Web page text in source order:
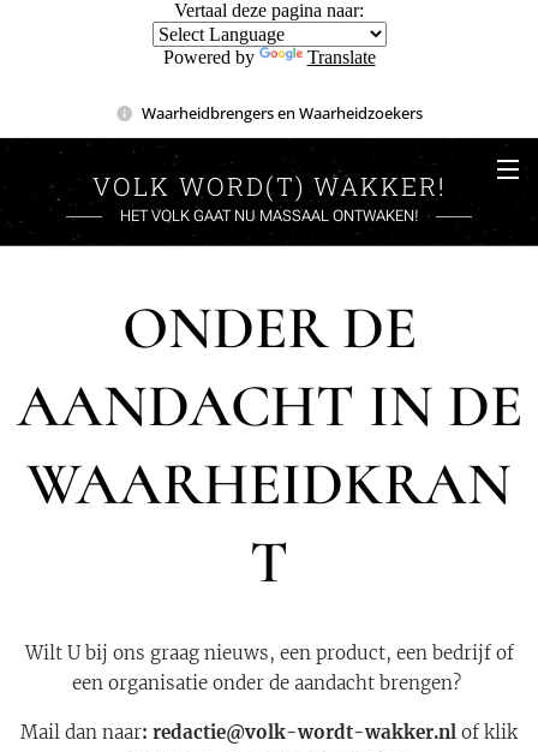
Vertaal deze pagina naar:
Powered by Translate
Waarheidbrengers en Waarheidzoekers
VOLK WORD(T) WAKKER!
HET VOLK GAAT NU MASSAAL ONTWAKEN!
ONDER DE
AANDACHT IN DE
WAARHEIDKRAN
T
Wilt U bij ons graag nieuws, een product, een bedrijf of
een organisatie onder de aandacht brengen?
Mail dan naar: redactie@volk-wordt-wakker.nl of klik